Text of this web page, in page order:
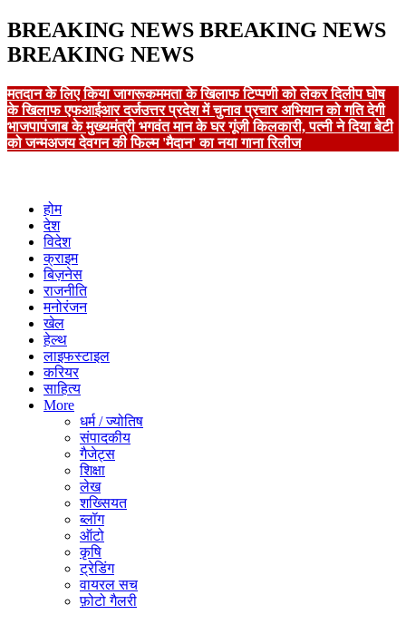
BREAKING NEWS BREAKING NEWS
BREAKING NEWS
मतदान के लिए किया जागरूकममता के खिलाफ टिप्पणी को लेकर दिलीप घोष
के खिलाफ एफआईआर दर्जउत्तर प्रदेश में चुनाव प्रचार अभियान को गति देगी
भाजपापंजाब के मुख्यमंत्री भगवंत मान के घर गूंजी किलकारी, पत्नी ने दिया बेटी
को जन्मअजय देवगन की फिल्म 'मैदान' का नया गाना रिलीज
होम
देश
विदेश
क्राइम
बिज़नेस
राजनीति
मनोरंजन
खेल
हेल्थ
लाइफस्टाइल
करियर
साहित्य
More
धर्म / ज्योतिष
संपादकीय
गैजेट्स
शिक्षा
लेख
शख्सियत
ब्लॉग
ऑटो
कृषि
ट्रेडिंग
वायरल सच
फ़ोटो गैलरी